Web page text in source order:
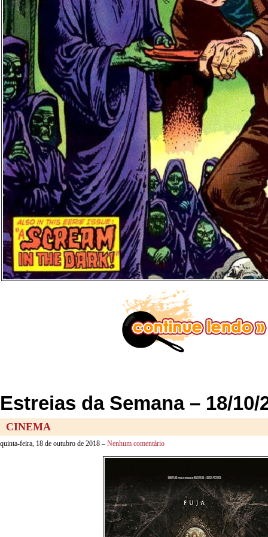
Estreias da Semana – 18/10/
CINEMA
quinta-feira, 18 de outubro de 2018 – Nenhum comentário